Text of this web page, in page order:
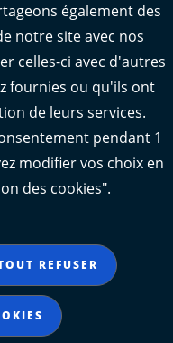
de Charente-
Contact
également des
notre site avec nos
celles-ci avec d'autres
fournies ou qu'ils ont
de leurs services.
pendant 1
modifier vos choix en
des cookies".
REFUSER